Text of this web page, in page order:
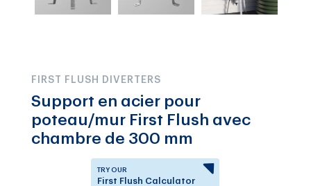
FIRST FLUSH DIVERTERS
Support en acier pour
poteau/mur First Flush avec
chambre de 300 mm
TRY OUR
First Flush Calculator